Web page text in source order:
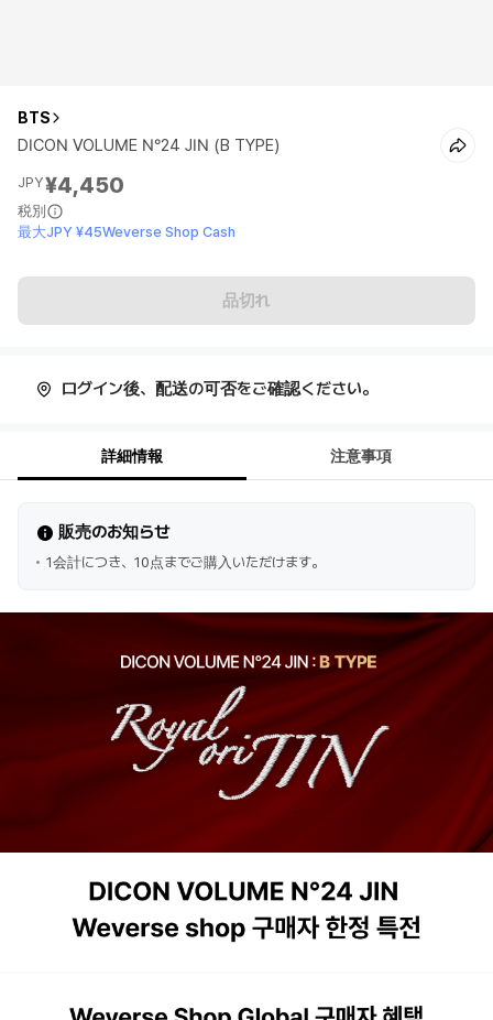
BTS
DICON VOLUME N°24 JIN (B TYPE)
JPY¥4,450
税別
最大JPY ¥45Weverse Shop Cash
品切れ
ログイン後、配送の可否をご確認ください。
詳細情報 注意事項
販売のお知らせ
1会計につき、10点までご購入いただけます。